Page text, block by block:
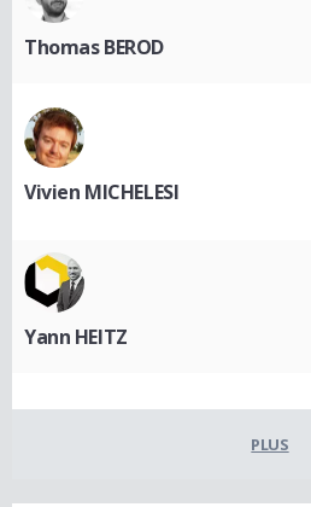
Thomas BEROD
Vivien MICHELESI
Yann HEITZ
PLUS